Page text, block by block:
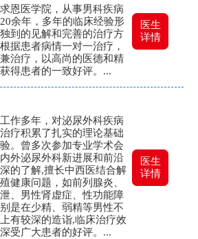
恩医学院，从事男科疾病
余年，多年的临床经验形
到的见解和完善的治疗方
据患者病情一对一治疗，
治疗，以高尚的医德和精
得患者的一致好评。...
医生
详情
作多年，对泌尿外科疾病
疗积累了扎实的理论基础
。曾多次参加专业学术会
外泌尿外科新进展和前沿
的了解,擅长中西医结合解
健康问题，如前列腺炎、
、男性肾虚症、性功能障
是在少精、弱精等男性不
有较深的造诣,临床治疗效
受广大患者的好评。...
医生
详情